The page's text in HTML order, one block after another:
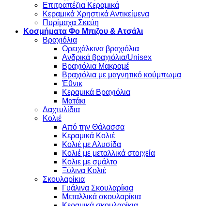
Επιτραπέζια Κεραμικά
Κεραμικά Χρηστικά Αντικείμενα
Πυρίμαχα Σκεύη
Κοσμήματα Φο Μπιζου & Ατσάλι
Βραχιόλια
Oρειχάλκινα βραχιόλια
Ανδρικά βραχιόλια/Unisex
Βραχιόλια Μακραμέ
Βραχιόλια με μαγνητικό κούμπωμα
Έθνικ
Κεραμικά Βραχιόλια
Ματάκι
Δαχτυλίδια
Κολιέ
Από την Θάλασσα
Κεραμικά Κολιέ
Κολιέ με Αλυσίδα
Κολιέ με μεταλλικά στοιχεία
Κολιε με σμάλτο
Ξύλινα Κολιέ
Σκουλαρίκια
Γυάλινα Σκουλαρίκια
Μεταλλικά σκουλαρίκια